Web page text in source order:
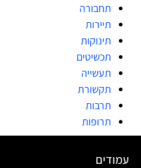
תחבורה
תיירות
תינוקות
תכשיטים
תעשייה
תקשורת
תרבות
תרופות
עמודים